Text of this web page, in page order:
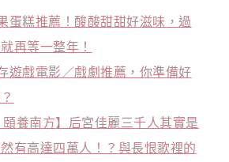
蛋糕推薦！酸酸甜甜好滋味，過
再等一整年！
遊戲電影／戲劇推薦，你準備好
頤養南方】后宮佳麗三千人其實是
有高達四萬人！？與長恨歌裡的